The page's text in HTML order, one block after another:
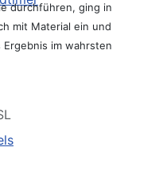
durchführen, ging in
mit Material ein und
im wahrsten